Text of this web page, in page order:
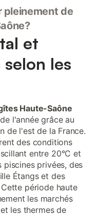
de
et
les
Haute-Saône
l'année grâce au
de l'est de la France.
des conditions
entre 20°C et
privées, des
Étangs et des
période haute
les marchés
les thermes de